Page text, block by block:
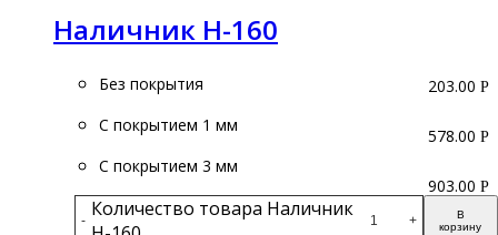
Наличник Н-160
Без покрытия
С покрытием 1 мм
С покрытием 3 мм
- Количество товара Наличник
+
В
корзину
203.00 Р
578.00 Р
903.00 Р